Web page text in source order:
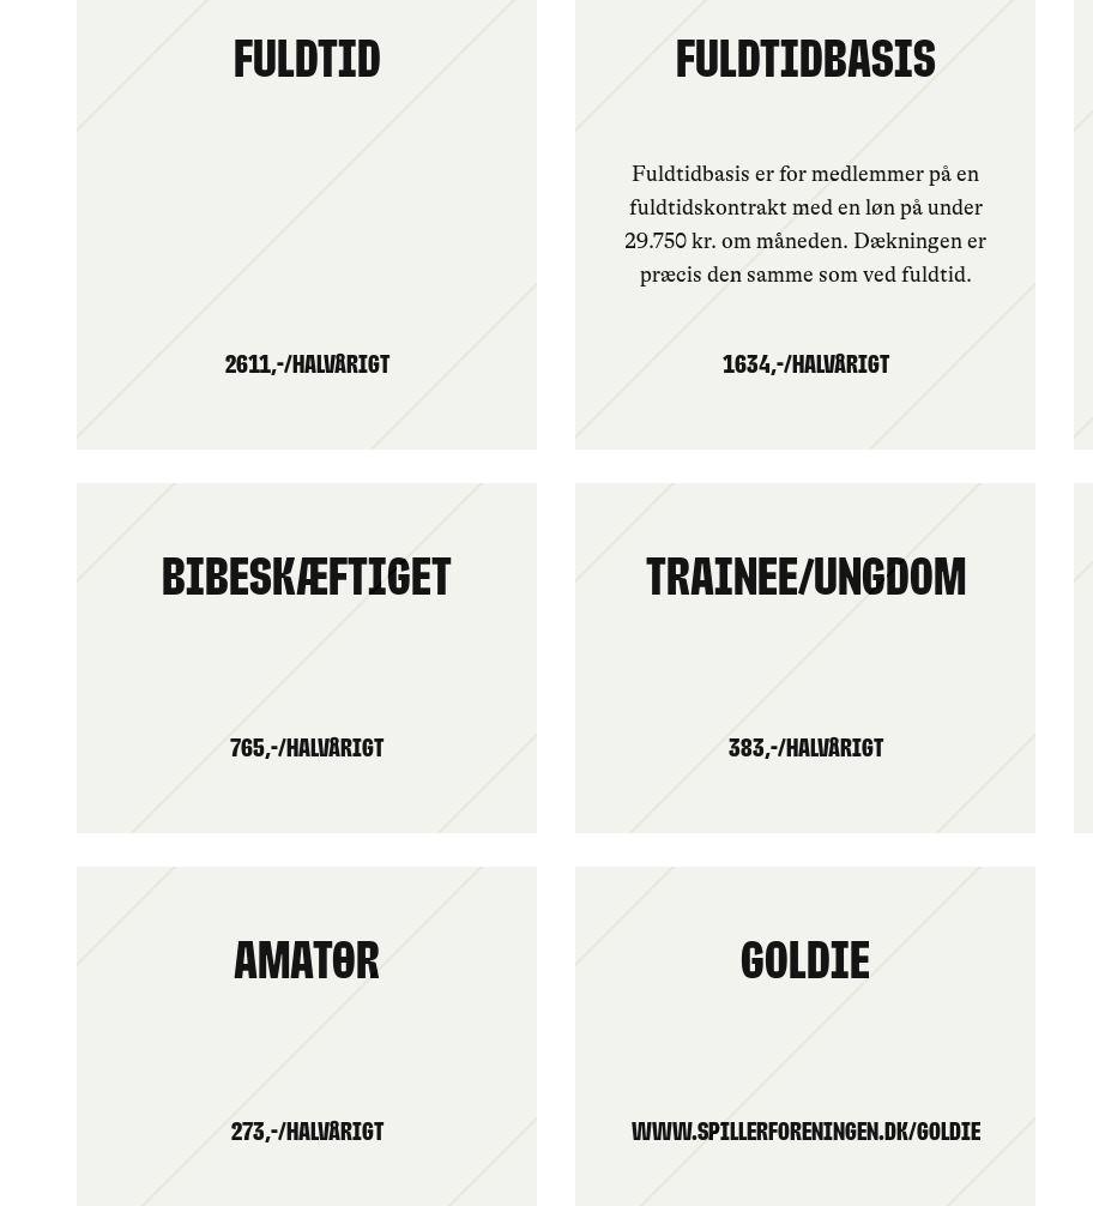
Fuldtid
2611,-/HALVÅRIGT
Fuldtidbasis
Fuldtidbasis er for medlemmer på en
fuldtidskontrakt med en løn på under
29.750 kr. om måneden. Dækningen er
præcis den samme som ved fuldtid.
1634,-/HALVÅRIGT
Bibeskæftiget
765,-/HALVÅRIGT
Trainee/Ungdom
383,-/HALVÅRIGT
Amatør
273,-/HALVÅRIGT
Goldie
www.spillerforeningen.dk/goldie